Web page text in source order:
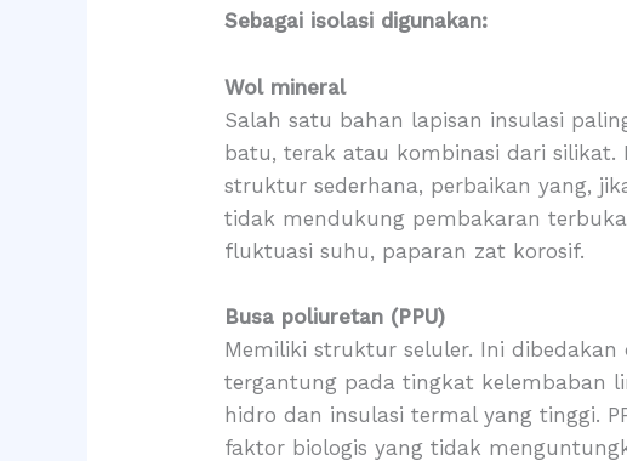
Sebagai isolasi digunakan:
Wol mineral
Salah satu bahan lapisan insulasi
batu, terak atau kombinasi dari silikat.
struktur sederhana, perbaikan yang,
tidak mendukung pembakaran
fluktuasi suhu, paparan zat korosif.
Busa poliuretan (PPU)
Memiliki struktur seluler. Ini
tergantung pada tingkat kelembaban
hidro dan insulasi termal yang tinggi.
faktor biologis yang tidak